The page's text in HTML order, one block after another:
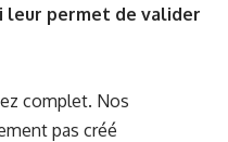
leur permet de valider
complet. Nos
pas créé